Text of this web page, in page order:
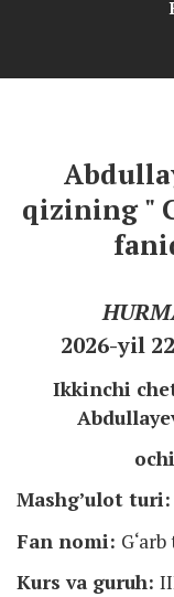
qizining "
2026-yil
Ikkinchi
Mashgʼulot turi:
Fan nomi:
Kurs va guruh: